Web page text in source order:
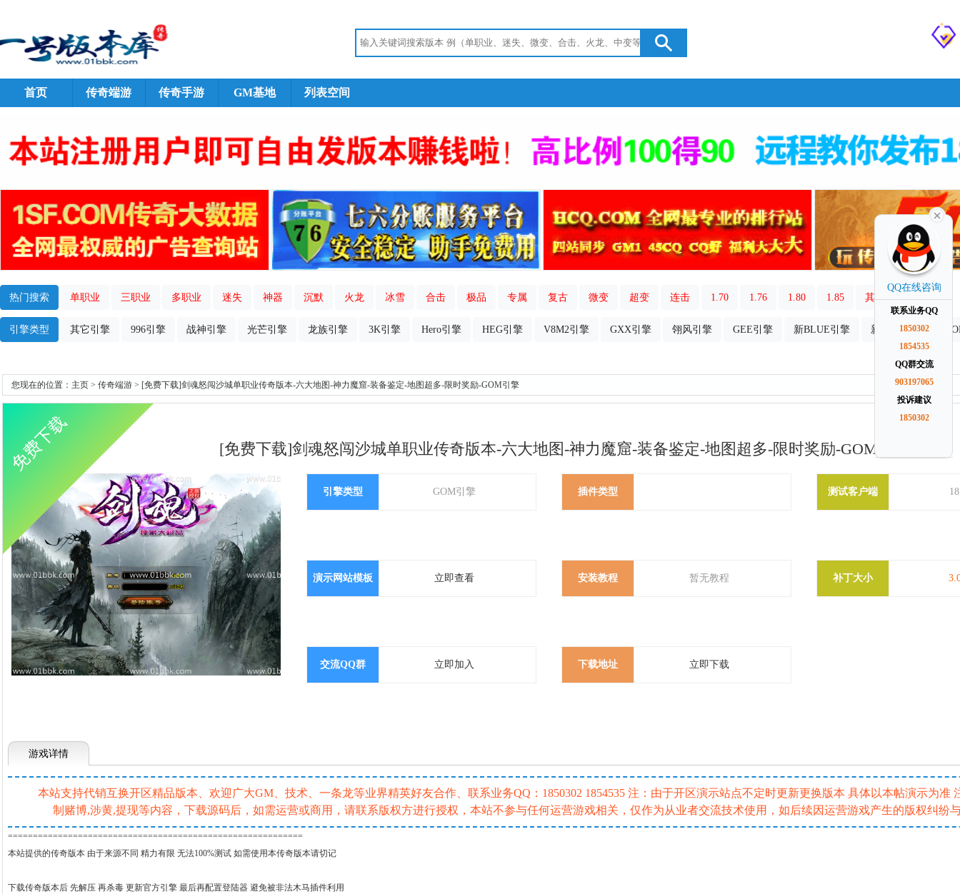
首页 传奇端游 传奇手游 GM基地 列表空间
热门搜索 单职业 三职业 多职业 迷失 神器 沉默 火龙 冰雪 合击 极品 专属 复古 微变 超变 连击 1.70 1.76 1.80 1.85 其它类型
引擎类型 其它引擎 996引擎 战神引擎 光芒引擎 龙族引擎 3K引擎 Hero引擎 HEG引擎 V8M2引擎 GXX引擎 翎风引擎 GEE引擎 新BLUE引擎 新GOM引擎
您现在的位置： 主页 > 传奇端游 > [免费下载]剑魂怒闯沙城单职业传奇版本-六大地图-神力魔窟-装备鉴定-地图超多-限时奖励-GOM引擎
免费下载 [免费下载]剑魂怒闯沙城单职业传奇版本-六大地图-神力魔窟-装备鉴定-地图超多-限时奖励-GOM引擎
引擎类型 GOM引擎 插件类型 测试客户端
演示网站模板 立即查看 安装教程 暂无教程 补丁大小
交流QQ群 立即加入 下载地址 立即下载
游戏详情
本站支持代销互换开区精品版本、欢迎广大GM、技术、一条龙等业界精英好友合作、联系业务QQ：1850302 1854535 注：由于开区演示站点不定时更新更换版本 具体以本帖演示为准
制赌博,涉黄,提现等内容，下载源码后，如需运营或商用，请联系版权方进行授权，本站不参与任何运营游戏相关，仅作为从业者交流技术使用，如后续因运营游戏产生的版权纠纷
===========================================================
本站提供的传奇版本 由于来源不同 精力有限 无法100%测试 如需使用本传奇版本请切记
下载传奇版本后 先解压 再杀毒 更新官方引擎 最后再配置登陆器 避免被非法木马插件利用
QQ在线咨询
联系业务QQ
1850302
1854535
QQ群交流
903197065
投诉建议
1850302